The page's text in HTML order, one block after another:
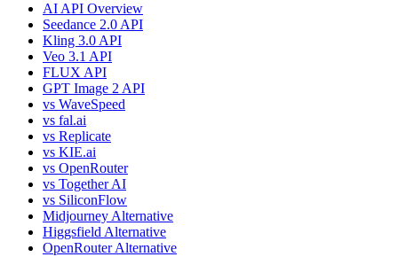
AI API Overview
Seedance 2.0 API
Kling 3.0 API
Veo 3.1 API
FLUX API
GPT Image 2 API
vs WaveSpeed
vs fal.ai
vs Replicate
vs KIE.ai
vs OpenRouter
vs Together AI
vs SiliconFlow
Midjourney Alternative
Higgsfield Alternative
OpenRouter Alternative